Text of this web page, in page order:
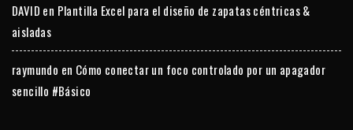
DAVID en Plantilla Excel para el diseño de zapatas céntricas &
aisladas
raymundo en Cómo conectar un foco controlado por un apagador
sencillo #Básico